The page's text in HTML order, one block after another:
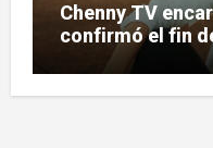
Chenny TV
confirmó el fin